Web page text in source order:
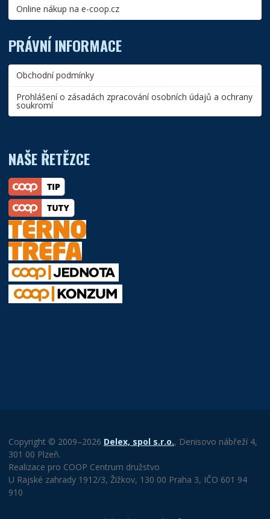
Online nákup na e-coop.cz
PRÁVNÍ INFORMACE
Obchodní podmínky
Prohlášení o zásadách zpracování osobních údajů a ochrany
soukromí
NAŠE ŘETĚZCE
Copyright © 2009–2026 Delex, spol s.r.o., Denisovo nábřeží 4,
301 00 Plzeň.
Realizace pro COOP Centrum družstvo
U Rajské zahrady 1912/3, Žižkov, 130 00 Praha 3, IČO 601 94
910